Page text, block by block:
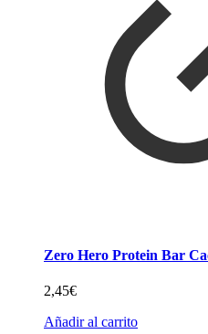
Zero Hero Protein Bar
2,45€
Añadir al carrito